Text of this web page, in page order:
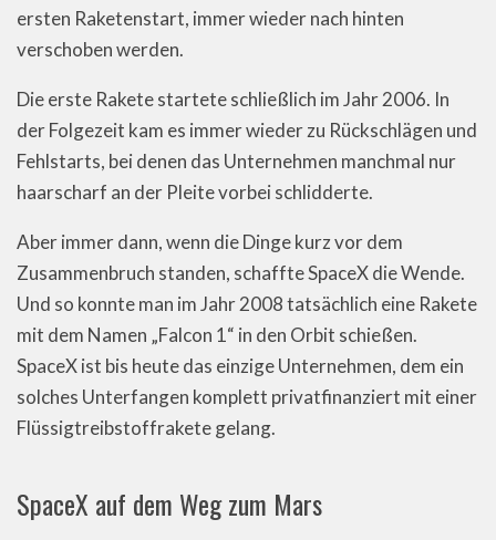
ersten Raketenstart, immer wieder nach hinten
verschoben werden.
Die erste Rakete startete schließlich im Jahr 2006. In
der Folgezeit kam es immer wieder zu Rückschlägen und
Fehlstarts, bei denen das Unternehmen manchmal nur
haarscharf an der Pleite vorbei schlidderte.
Aber immer dann, wenn die Dinge kurz vor dem
Zusammenbruch standen, schaffte SpaceX die Wende.
Und so konnte man im Jahr 2008 tatsächlich eine Rakete
mit dem Namen „Falcon 1“ in den Orbit schießen.
SpaceX ist bis heute das einzige Unternehmen, dem ein
solches Unterfangen komplett privatfinanziert mit einer
Flüssigtreibstoffrakete gelang.
SpaceX auf dem Weg zum Mars